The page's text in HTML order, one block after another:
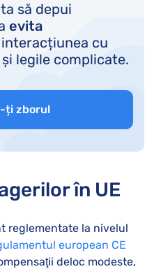
să depui
evita
cu
legile complicate.
ți zborul
în UE
reglementate la nivelul
european CE
deloc modeste,